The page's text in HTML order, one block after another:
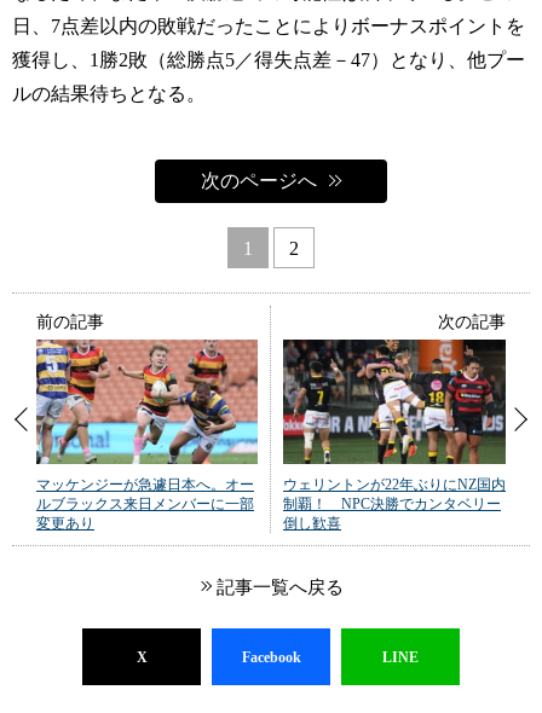
日、7点差以内の敗戦だったことによりボーナスポイントを
獲得し、1勝2敗（総勝点5／得失点差－47）となり、他プー
ルの結果待ちとなる。
次のページへ
1 2
前の記事
マッケンジーが急遽日本へ。オー
ルブラックス来日メンバーに一部
変更あり
次の記事
ウェリントンが22年ぶりにNZ国内
制覇！ NPC決勝でカンタベリー
倒し歓喜
記事一覧へ戻る
X Facebook LINE